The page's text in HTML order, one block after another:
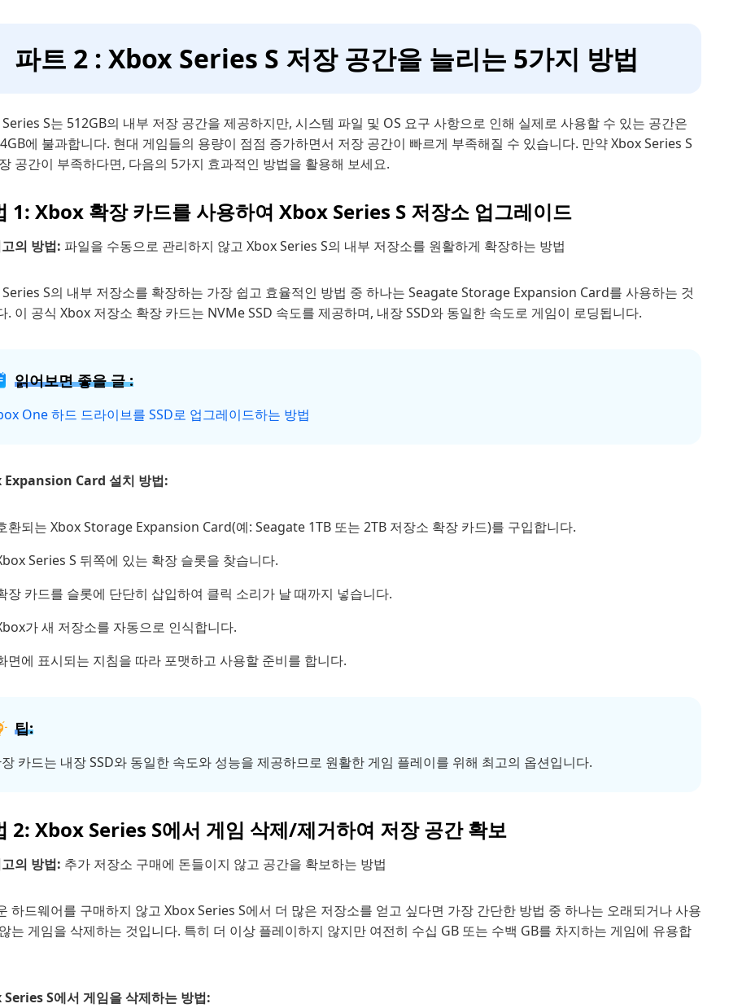
파트 2 : Xbox Series S 저장 공간을 늘리는 5가지 방법
S는 512GB의 내부 저장 공간을 제공하지만, 시스템 파일 및 OS 요구 사항으로 인해 실제로 사용할 수 있는 공간은
에 불과합니다. 현대 게임들의 용량이 점점 증가하면서 저장 공간이 빠르게 부족해질 수 있습니다. 만약 Xbox Series S
공간이 부족하다면, 다음의 5가지 효과적인 방법을 활용해 보세요.
1: Xbox 확장 카드를 사용하여 Xbox Series S 저장소 업그레이드
의 방법: 파일을 수동으로 관리하지 않고 Xbox Series S의 내부 저장소를 원활하게 확장하는 방법
S의 내부 저장소를 확장하는 가장 쉽고 효율적인 방법 중 하나는 Seagate Storage Expansion Card를 사용하는 것
. 이 공식 Xbox 저장소 확장 카드는 NVMe SSD 속도를 제공하며, 내장 SSD와 동일한 속도로 게임이 로딩됩니다.
읽어보면 좋을 글 :
One 하드 드라이브를 SSD로 업그레이드하는 방법
Expansion Card 설치 방법:
환되는 Xbox Storage Expansion Card(예: Seagate 1TB 또는 2TB 저장소 확장 카드)를 구입합니다.
Series S 뒤쪽에 있는 확장 슬롯을 찾습니다.
장 카드를 슬롯에 단단히 삽입하여 클릭 소리가 날 때까지 넣습니다.
가 새 저장소를 자동으로 인식합니다.
면에 표시되는 지침을 따라 포맷하고 사용할 준비를 합니다.
팁:
카드는 내장 SSD와 동일한 속도와 성능을 제공하므로 원활한 게임 플레이를 위해 최고의 옵션입니다.
2: Xbox Series S에서 게임 삭제/제거하여 저장 공간 확보
의 방법: 추가 저장소 구매에 돈들이지 않고 공간을 확보하는 방법
하드웨어를 구매하지 않고 Xbox Series S에서 더 많은 저장소를 얻고 싶다면 가장 간단한 방법 중 하나는 오래되거나 사용
는 게임을 삭제하는 것입니다. 특히 더 이상 플레이하지 않지만 여전히 수십 GB 또는 수백 GB를 차지하는 게임에 유용합
S에서 게임을 삭제하는 방법: